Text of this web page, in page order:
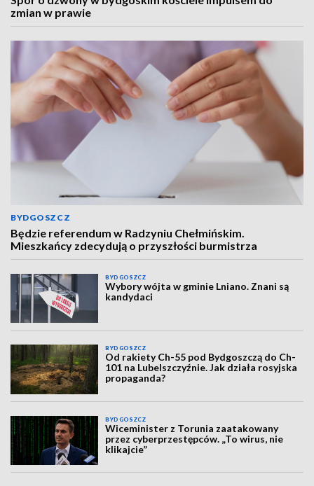
zmian w prawie
BYDGOSZCZ
Będzie referendum w Radzyniu Chełmińskim.
Mieszkańcy zdecydują o przyszłości burmistrza
BYDGOSZCZ
Wybory wójta w gminie Lniano. Znani są
kandydaci
BYDGOSZCZ
Od rakiety Ch-55 pod Bydgoszczą do Ch-
101 na Lubelszczyźnie. Jak działa rosyjska
propaganda?
BYDGOSZCZ
Wiceminister z Torunia zaatakowany
przez cyberprzestępców. „To wirus, nie
klikajcie”